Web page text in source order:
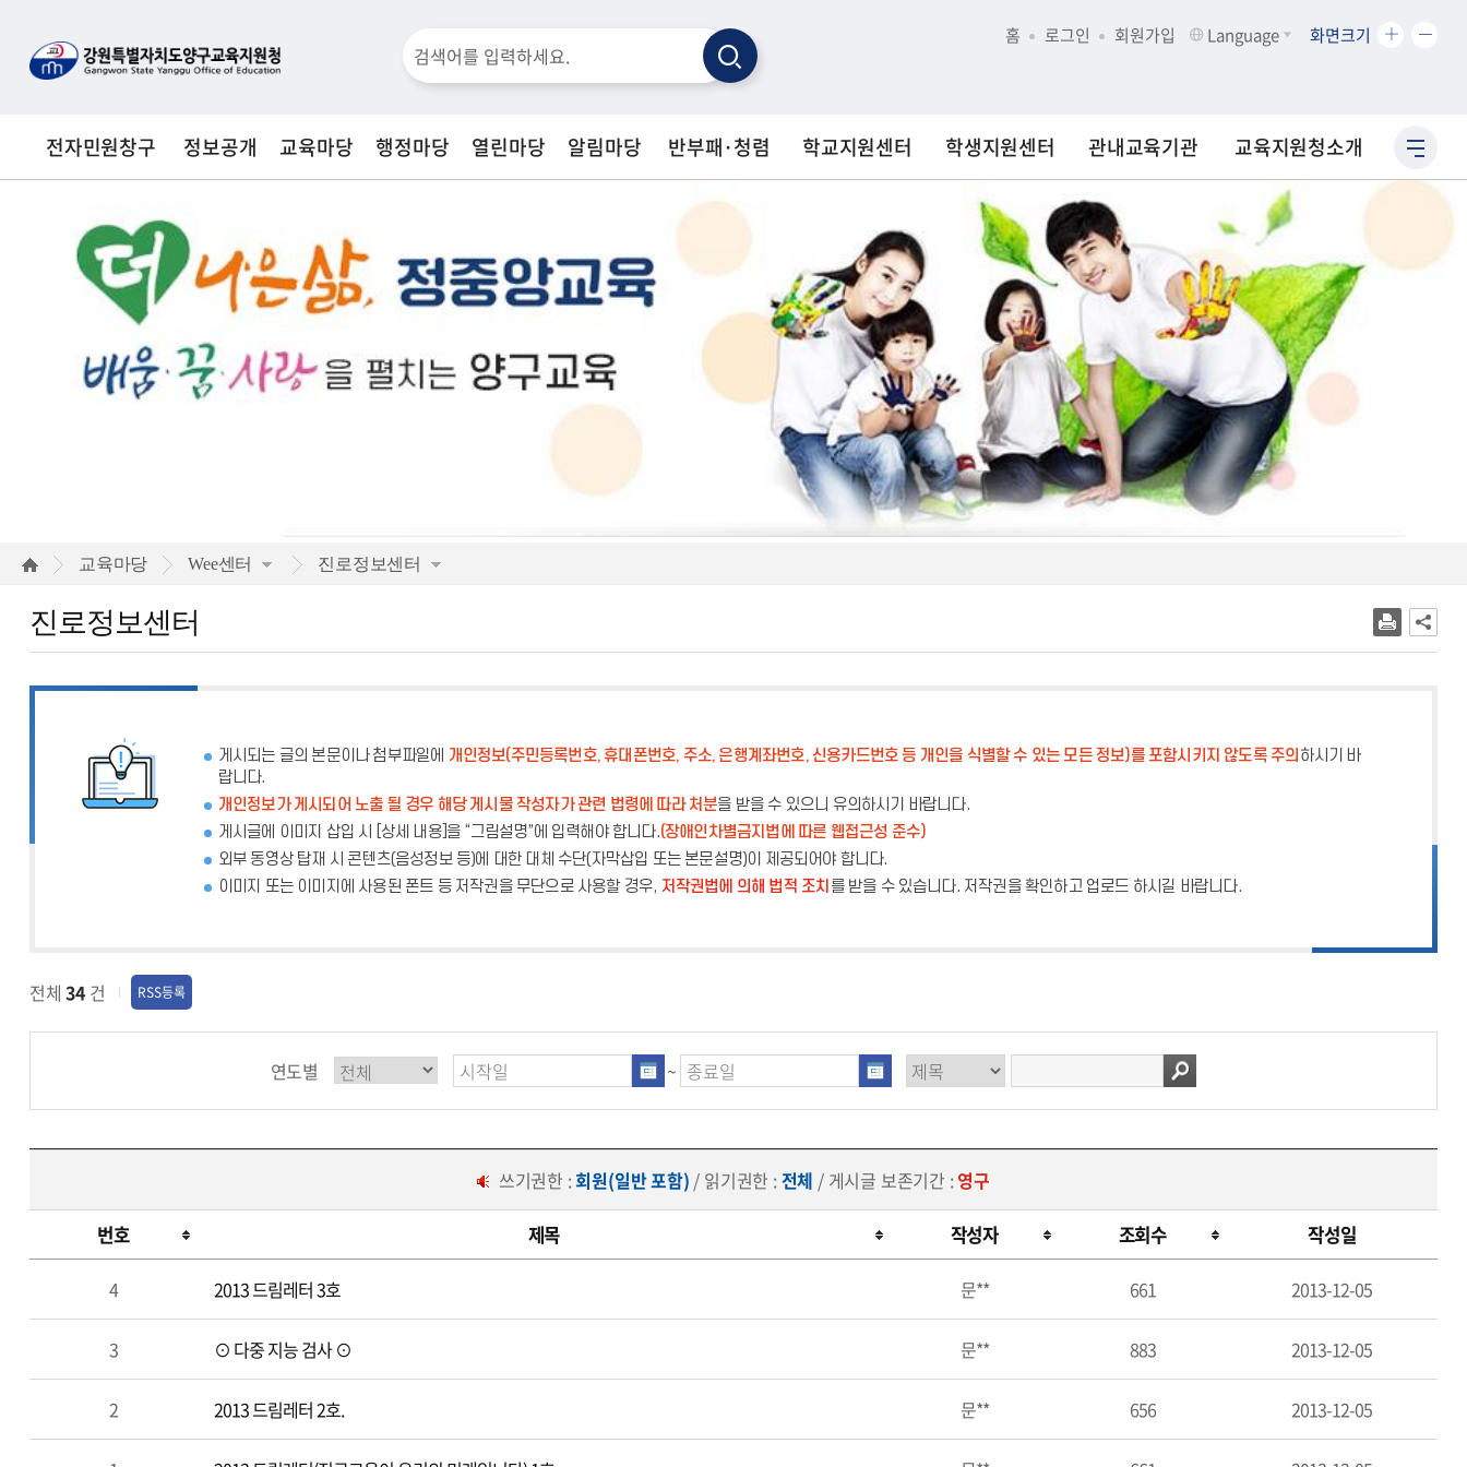
검
창
합
검
색
검
홈 로그인 회원가입 Language 화면크기
화
확
화
전자민원창구 정보공개 교육마당 행정마당 열린마당 알림마당 반부패·청렴 학교지원센터 학생지원센터 관내교육기관 교육지원청소개
사
이
로
진
교육마당 Wee센터 진로정보센터
진로정보센터
게시되는 글의 본문이나 첨부파일에 개인정보(주민등록번호, 휴대폰번호, 주소, 은행계좌번호, 신용카드번호 등 개인을 식별할 수 있는 모든 정보)를 포함시키지 않도록 주의 하시기 바
랍니다.
개인정보가 게시되어 노출 될 경우 해당 게시물 작성자가 관련 법령에 따라 처분을 받을 수 있으니 유의하시기 바랍니다.
게시글에 이미지 삽입 시 [상세 내용]을 “그림설명”에 입력해야 합니다.(장애인차별금지법에 따른 웹접근성 준수)
외부 동영상 탑재 시 콘텐츠(음성정보 등)에 대한 대체 수단(자막삽입 또는 본문설명)이 제공되어야 합니다.
이미지 또는 이미지에 사용된 폰트 등 저작권을 무단으로 사용할 경우, 저작권법에 의해 법적 조치 를 받을 수 있습니다. 저작권을 확인하고 업로드 하시길 바랍니다.
전체 34 건 RSS등록
연도별 ~
쓰기권한 :회원(일반 포함) / 읽기권한 :전체 / 게시글 보존기간 :영구
정
센
번호 제목 작성자 조회수 작성일
4 2013 드림레터 3호 문** 661 2013-12-05
3 ⊙ 다중 지능 검사 ⊙ 문** 883 2013-12-05
2 2013 드림레터 2호. 문** 656 2013-12-05